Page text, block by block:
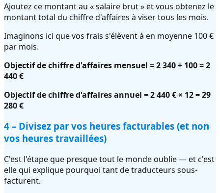
Ajoutez ce montant au « salaire brut » et vous obtenez le
montant total du chiffre d'affaires à viser tous les mois.
Imaginons ici que vos frais s'élèvent à en moyenne 100 €
par mois.
Objectif de chiffre d'affaires mensuel = 2 340 + 100 = 2
440 €
Objectif de chiffre d'affaires annuel = 2 440 € × 12 = 29
280 €
4 – Divisez par vos heures facturables (et non
vos heures travaillées)
C'est l'étape que presque tout le monde oublie — et c'est
elle qui explique pourquoi tant de traducteurs sous-
facturent.